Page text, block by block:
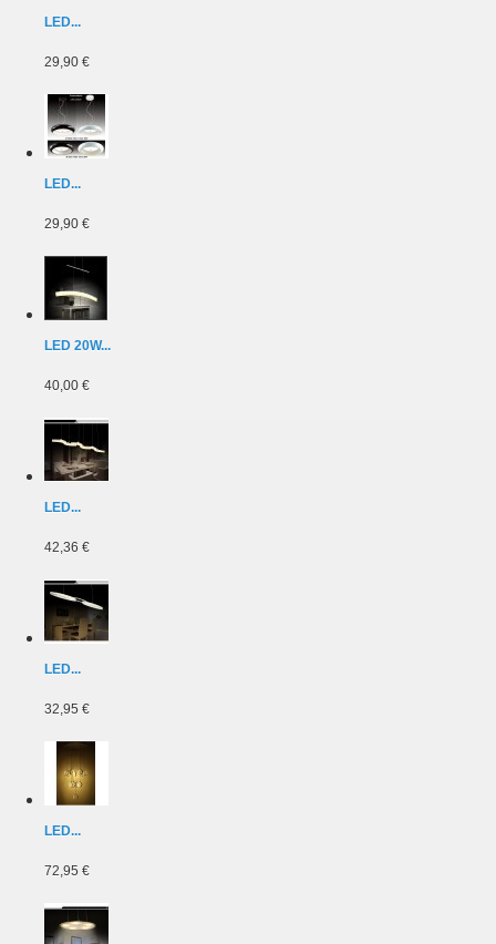
LED...
29,90 €
LED...
29,90 €
LED 20W...
40,00 €
LED...
42,36 €
LED...
32,95 €
LED...
72,95 €